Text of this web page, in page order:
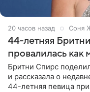
20 часов назад Соня
44-летняя
провалилась как
Бритни Спирс
и рассказала о
44-летняя певица